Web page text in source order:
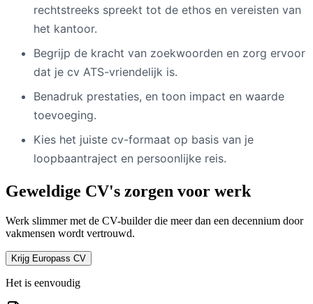
rechtstreeks spreekt tot de ethos en vereisten van
het kantoor.
Begrijp de kracht van zoekwoorden en zorg ervoor
dat je cv ATS-vriendelijk is.
Benadruk prestaties, en toon impact en waarde
toevoeging.
Kies het juiste cv-formaat op basis van je
loopbaantraject en persoonlijke reis.
Geweldige CV's zorgen voor werk
Werk slimmer met de CV-builder die meer dan een decennium door
vakmensen wordt vertrouwd.
Krijg Europass CV
Het is eenvoudig